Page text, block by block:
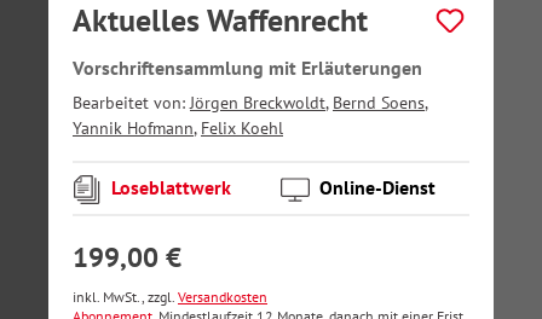
Aktuelles Waffenrecht
Vorschriftensammlung mit Erläuterungen
Bearbeitet von:Jörgen Breckwoldt, Bernd Soens,
Yannik Hofmann, Felix Koehl
Loseblattwerk Online-Dienst
199,00 €
inkl. MwSt., zzgl. Versandkosten